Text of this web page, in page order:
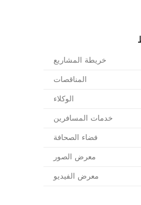
خريطة المشاريع
المناقصات
الوكلاء
خدمات المسافرين
فضاء الصحافة
معرض الصور
معرض الفيديو